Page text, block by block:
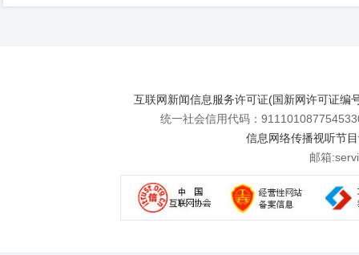
互联网新闻信息服务许可证(国新网许可证编
统一社会信用代码：
信息网络传播视听节
邮箱